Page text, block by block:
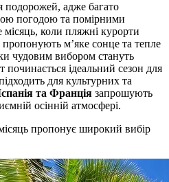
адже багато
погодою та помірними
коли пляжні курорти
м’яке сонце та тепле
чудовим вибором стануть
починається ідеальний сезон для
для культурних та
та Франція запрошують
осінній атмосфері.
пропонує широкий вибір